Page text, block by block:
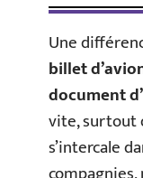
Une
billet
document
vite, surtout
s’intercale